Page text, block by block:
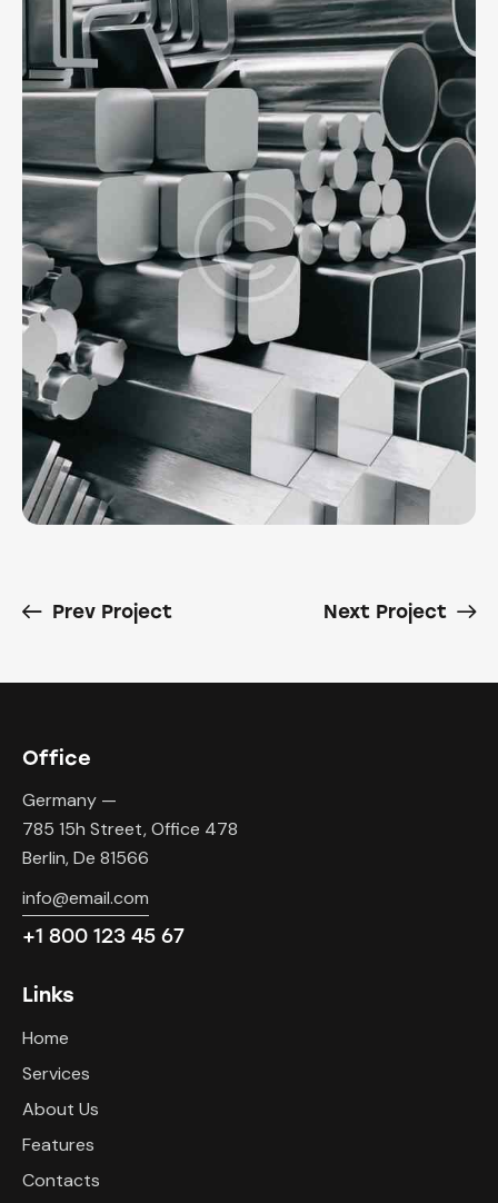
Prev Project Next Project
Office
Germany —
785 15h Street, Office 478
Berlin, De 81566
info@email.com
+1 800 123 45 67
Links
Home
Services
About Us
Features
Contacts